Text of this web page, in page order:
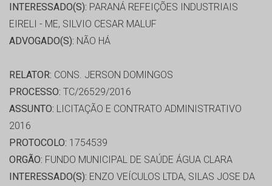
INTERESSADO(S): PARANÁ REFEIÇÕES INDUSTRIAIS
EIRELI - ME, SILVIO CESAR MALUF
ADVOGADO(S): NÃO HÁ
RELATOR: CONS. JERSON DOMINGOS
PROCESSO: TC/26529/2016
ASSUNTO: LICITAÇÃO E CONTRATO ADMINISTRATIVO
2016
PROTOCOLO: 1754539
ORGÃO: FUNDO MUNICIPAL DE SAÚDE ÁGUA CLARA
INTERESSADO(S): ENZO VEÍCULOS LTDA, SILAS JOSE DA